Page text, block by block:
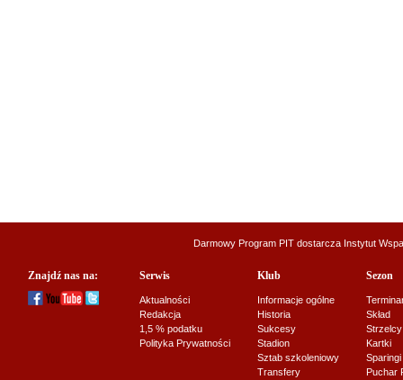
Darmowy Program PIT dostarcza Instytut
Znajdź nas na: Serwis
Aktualności
Redakcja
1,5 % podatku
Polityka Prywatności
Klub
Informacje ogólne
Historia
Sukcesy
Stadion
Sztab szkoleniowy
Transfery
Sezon
Skład
Strzelcy
Kartki
Sparingi
Puchar